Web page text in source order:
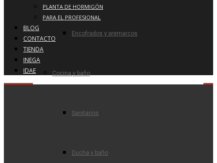
Encofrados y premarcos
Cocina y baño
Sanitarios
Ducha y baño
PLANTA DE HORMIGÓN
PARA EL PROFESIONAL
BLOG
CONTACTO
TIENDA
INEGA
IDAE